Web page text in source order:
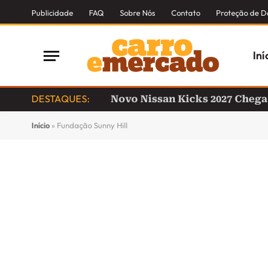
Publicidade FAQ Sobre Nós Contato Proteção de
DESTAQUES: Novo Nissan Kicks 2027
Início » Fundação Sunny Hill